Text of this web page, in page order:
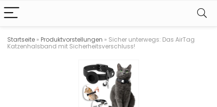
Startseite » Produktvorstellungen » Sicher unterwegs: Das AirTag
Katzenhalsband mit Sicherheitsverschluss!